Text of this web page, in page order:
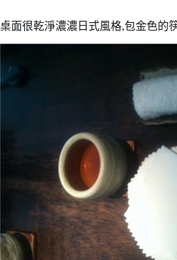
桌面很乾淨濃濃日式風格,包金色的